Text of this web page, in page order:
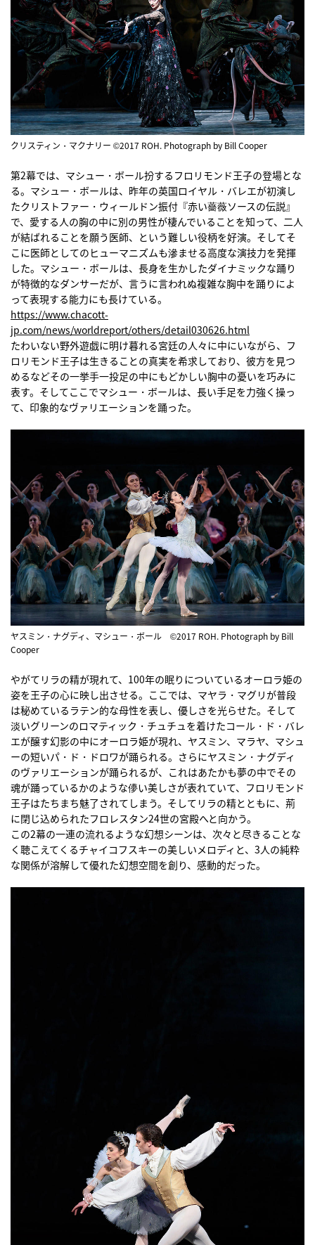
クリスティン・マクナリー ©2017 ROH. Photograph by Bill Cooper
第2幕では、マシュー・ボール扮するフロリモンド王子の登場とな
る。マシュー・ボールは、昨年の英国ロイヤル・バレエが初演し
たクリストファー・ウィールドン振付『赤い薔薇ソースの伝説』
で、愛する人の胸の中に別の男性が棲んでいることを知って、二人
が結ばれることを願う医師、という難しい役柄を好演。そしてそ
こに医師としてのヒューマニズムも滲ませる高度な演技力を発揮
した。マシュー・ボールは、長身を生かしたダイナミックな踊り
が特徴的なダンサーだが、言うに言われぬ複雑な胸中を踊りによ
って表現する能力にも長けている。
https://www.chacott-
jp.com/news/worldreport/others/detail030626.html
たわいない野外遊戯に明け暮れる宮廷の人々に中にいながら、フ
ロリモンド王子は生きることの真実を希求しており、彼方を見つ
めるなどその一挙手一投足の中にもどかしい胸中の憂いを巧みに
表す。そしてここでマシュー・ボールは、長い手足を力強く操っ
て、印象的なヴァリエーションを踊った。
ヤスミン・ナグディ、マシュー・ボール ©2017 ROH. Photograph by Bill
Cooper
やがてリラの精が現れて、100年の眠りについているオーロラ姫の
姿を王子の心に映し出させる。ここでは、マヤラ・マグリが普段
は秘めているラテン的な母性を表し、優しさを光らせた。そして
淡いグリーンのロマティック・チュチュを着けたコール・ド・バレ
エが醸す幻影の中にオーロラ姫が現れ、ヤスミン、マラヤ、マシュ
ーの短いパ・ド・ドロワが踊られる。さらにヤスミン・ナグディ
のヴァリエーションが踊られるが、これはあたかも夢の中でその
魂が踊っているかのような儚い美しさが表れていて、フロリモンド
王子はたちまち魅了されてしまう。そしてリラの精とともに、荊
に閉じ込められたフロレスタン24世の宮殿へと向かう。
この2幕の一連の流れるような幻想シーンは、次々と尽きることな
く聴こえてくるチャイコフスキーの美しいメロディと、3人の純粋
な関係が溶解して優れた幻想空間を創り、感動的だった。